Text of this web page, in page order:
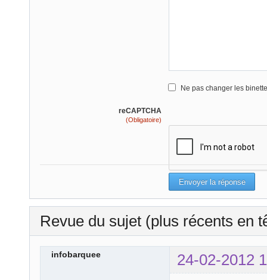
Ne pas changer les
reCAPTCHA
(Obligatoire)
Revue du sujet (plus récents en
infobarquee 24-02-2012